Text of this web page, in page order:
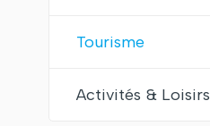
Tourisme
Activités & Loisirs